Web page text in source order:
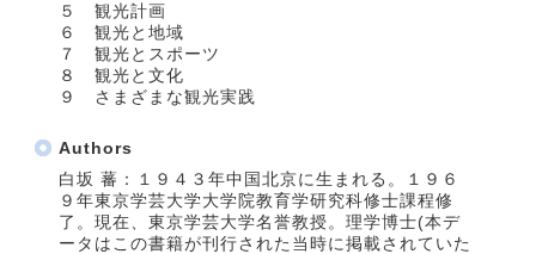
５ 観光計画
６ 観光と地域
７ 観光とスポーツ
８ 観光と文化
９ さまざまな観光実践
Authors
白坂 蕃：１９４３年中国北京に生まれる。１９６
９年東京学芸大学大学院教育学研究科修士課程修
了。現在、東京学芸大学名誉教授。理学博士(本デ
ータはこの書籍が刊行された当時に掲載されていた